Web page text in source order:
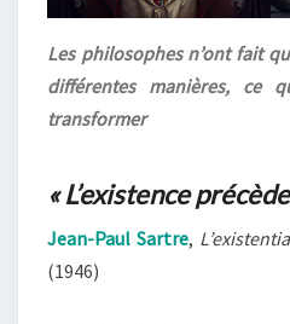
Les philosophes n’ont fait
différentes manières, ce
transformer
« L’existence
Jean-Paul Sartre,
(1946)